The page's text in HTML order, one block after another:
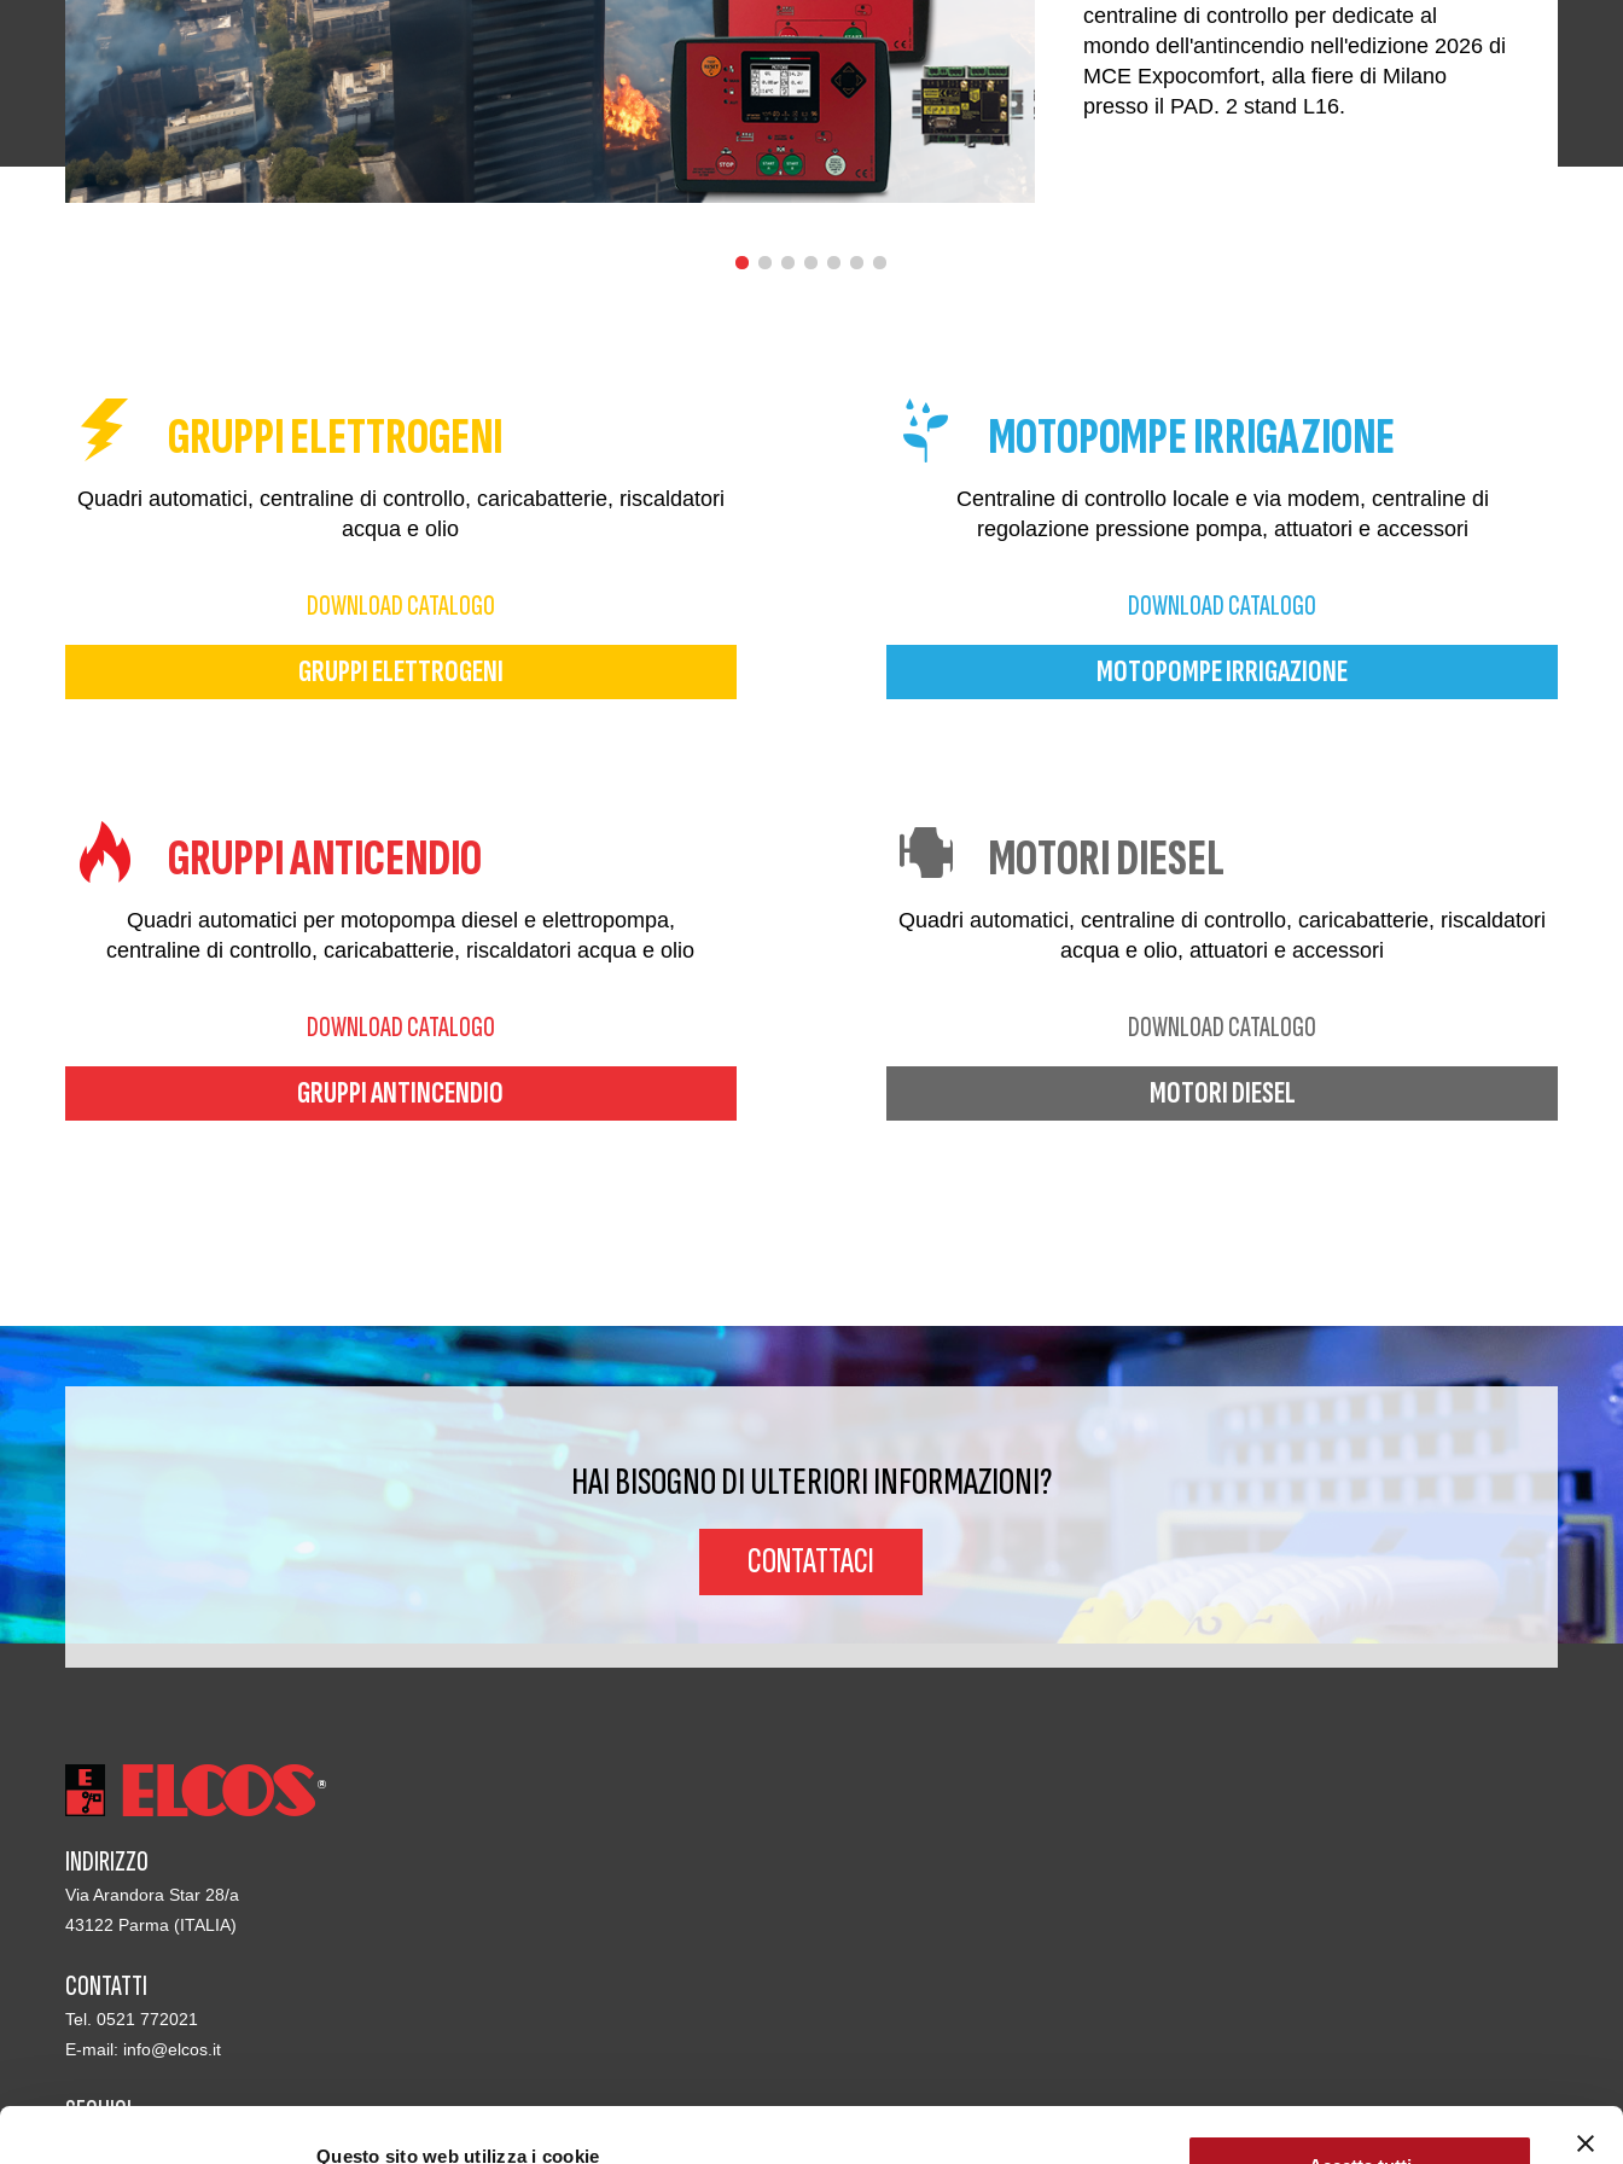
Questo sito web utilizza i cookie
centraline di controllo per dedicate al
mondo dell'antincendio nell'edizione 2026 di
MCE Expocomfort, alla fiere di Milano
presso il PAD. 2 stand L16.
GRUPPI ELETTROGENI
Quadri automatici, centraline di controllo, caricabatterie, riscaldatori
acqua e olio
DOWNLOAD CATALOGO
GRUPPI ELETTROGENI
MOTOPOMPE IRRIGAZIONE
Centraline di controllo locale e via modem, centraline di
regolazione pressione pompa, attuatori e accessori
DOWNLOAD CATALOGO
MOTOPOMPE IRRIGAZIONE
GRUPPI ANTICENDIO
Quadri automatici per motopompa diesel e elettropompa,
centraline di controllo, caricabatterie, riscaldatori acqua e olio
DOWNLOAD CATALOGO
GRUPPI ANTINCENDIO
MOTORI DIESEL
Quadri automatici, centraline di controllo, caricabatterie, riscaldatori
acqua e olio, attuatori e accessori
DOWNLOAD CATALOGO
MOTORI DIESEL
HAI BISOGNO DI ULTERIORI INFORMAZIONI?
CONTATTACI
INDIRIZZO
Via Arandora Star 28/a
43122 Parma (ITALIA)
CONTATTI
Tel. 0521 772021
E-mail: info@elcos.it
SEGUICI